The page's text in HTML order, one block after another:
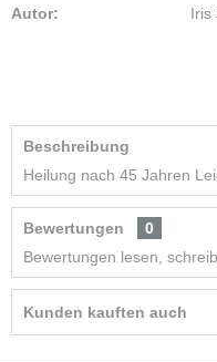
Autor:
Iris
Beschreibung
Heilung nach 45 Jahren
Bewertungen
0
Bewertungen lesen,
Kunden kauften auch